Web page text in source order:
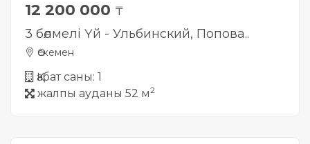
12 200 000 ₸
3 бөлмелі Үй - Ульбинский, Попова..
Өскемен
Қабат саны: 1
жалпы ауданы 52 м2